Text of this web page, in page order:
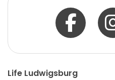
Life Ludwigsburg